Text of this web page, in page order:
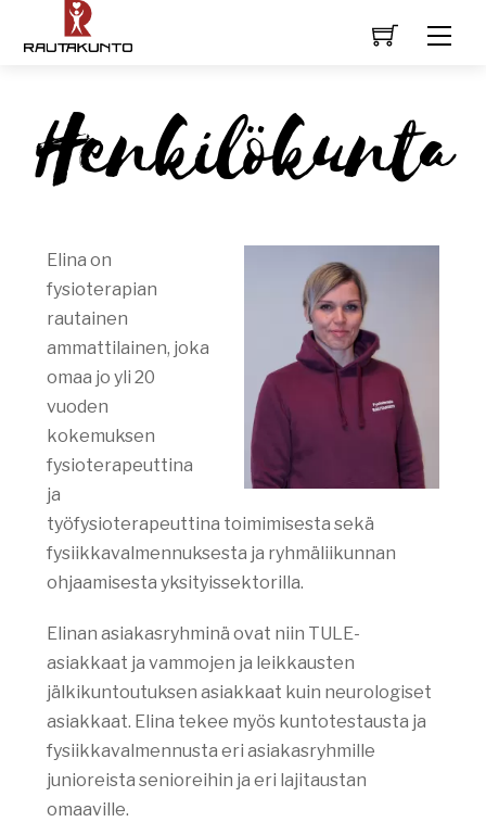
Henkilökunta
Elina on
fysioterapian
rautainen
ammattilainen, joka
omaa jo yli 20
vuoden
kokemuksen
fysioterapeuttina
ja
työfysioterapeuttina toimimisesta sekä
fysiikkavalmennuksesta ja ryhmäliikunnan
ohjaamisesta yksityissektorilla.
Elinan asiakasryhminä ovat niin TULE-
asiakkaat ja vammojen ja leikkausten
jälkikuntoutuksen asiakkaat kuin neurologiset
asiakkaat. Elina tekee myös kuntotestausta ja
fysiikkavalmennusta eri asiakasryhmille
junioreista senioreihin ja eri lajitaustan
omaaville.